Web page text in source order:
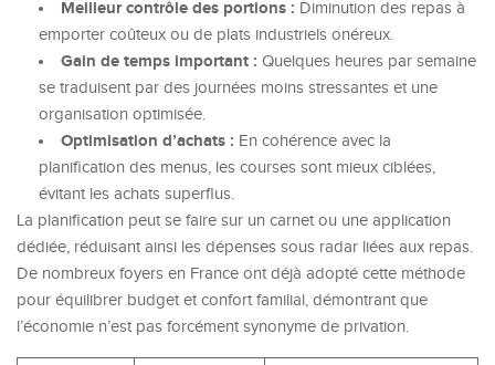
Meilleur contrôle des portions : Diminution des repas à
emporter coûteux ou de plats industriels onéreux.
Gain de temps important : Quelques heures par semaine
se traduisent par des journées moins stressantes et une
organisation optimisée.
Optimisation d’achats : En cohérence avec la
planification des menus, les courses sont mieux ciblées,
évitant les achats superflus.
La planification peut se faire sur un carnet ou une application
dédiée, réduisant ainsi les dépenses sous radar liées aux repas.
De nombreux foyers en France ont déjà adopté cette méthode
pour équilibrer budget et confort familial, démontrant que
l’économie n’est pas forcément synonyme de privation.